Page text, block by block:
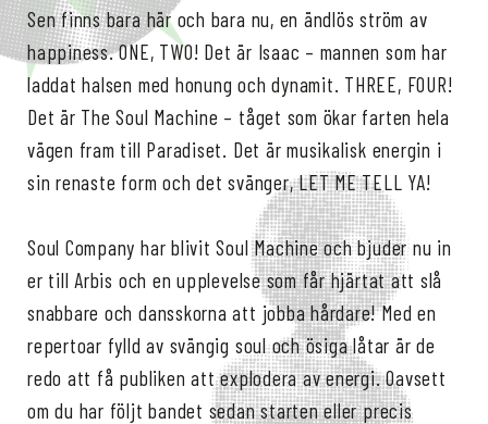
Sen finns bara här och bara nu, en ändlös ström av
happiness. ONE, TWO! Det är Isaac – mannen som har
laddat halsen med honung och dynamit. THREE, FOUR!
Det är The Soul Machine – tåget som ökar farten hela
vägen fram till Paradiset. Det är musikalisk energin i
sin renaste form och det svänger, LET ME TELL YA!
Soul Company har blivit Soul Machine och bjuder nu in
er till Arbis och en upplevelse som får hjärtat att slå
snabbare och dansskorna att jobba hårdare! Med en
repertoar fylld av svängig soul och ösiga låtar är de
redo att få publiken att explodera av energi. Oavsett
om du har följt bandet sedan starten eller precis